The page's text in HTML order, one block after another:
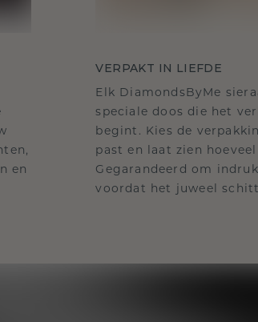
en
VERPAKT IN LIEFDE
Elk DiamondsByMe
speciale doos die het
begint. Kies de
past en laat zien
Gegarandeerd om
voordat het juweel